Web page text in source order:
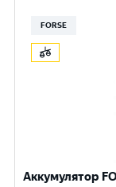
FORSE
Аккумулятор